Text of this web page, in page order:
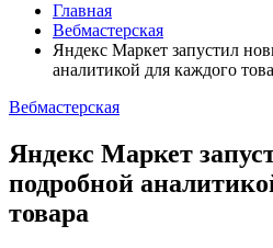
Главная
Вебмастерская
Яндекс Маркет запустил
аналитикой для каждого
Вебмастерская
Яндекс Маркет
подробной
товара